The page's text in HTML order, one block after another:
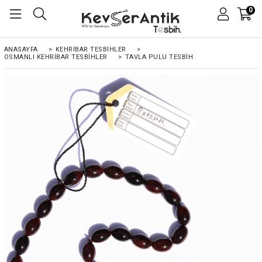
0
ANASAYFA > KEHRIBAR TESBIHLER
>
OSMANLI KEHRİBAR TESBİHLER
> TAVLA PULU TESBIH